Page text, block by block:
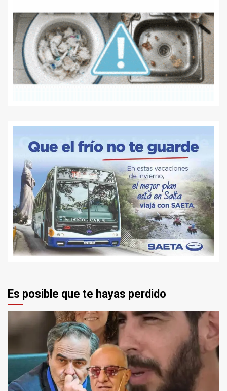
Es posible que te hayas perdido